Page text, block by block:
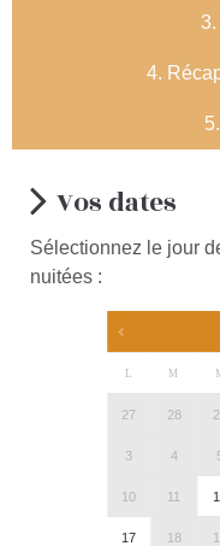
4.
Vos dates
Sélectionnez le jour
nuitées :
L M
27 28
3 4
10 11
17 18